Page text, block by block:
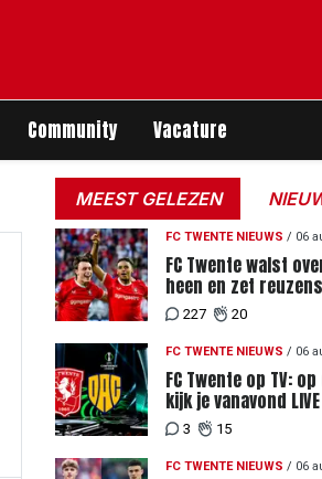
Community Vacature
MEEST GELEZEN
FC TWENTE NIEUWS / 06
FC Twente walst
heen en zet
de play-offs
227 20
FC TWENTE NIEUWS / 06
FC Twente op TV:
kijk je vanavond
Twente - FC DAC 04
3 15
FC TWENTE NIEUWS / 06